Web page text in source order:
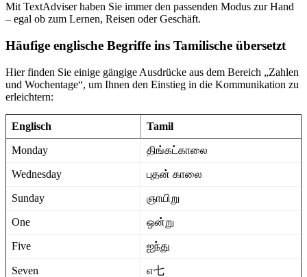
Mit TextAdviser haben Sie immer den passenden Modus zur Hand
– egal ob zum Lernen, Reisen oder Geschäft.
Häufige englische Begriffe ins Tamilische übersetzt
Hier finden Sie einige gängige Ausdrücke aus dem Bereich „Zahlen
und Wochentage“, um Ihnen den Einstieg in die Kommunikation zu
erleichtern:
Englisch Tamil
Monday திங்கட்காலை
Wednesday புதன் காலை
Sunday ஞாயிறு
One ஒன்று
Five ஐந்து
Seven எ七